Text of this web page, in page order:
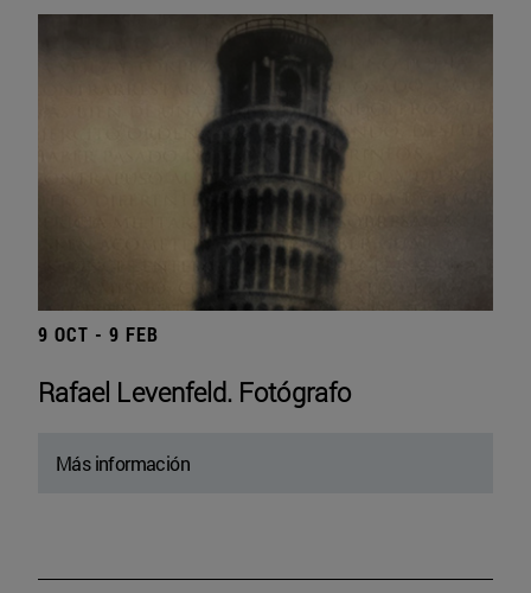
9 OCT - 9 FEB
Rafael Levenfeld. Fotógrafo
Más información